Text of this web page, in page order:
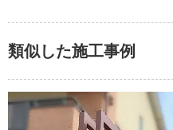
類似した施工事例